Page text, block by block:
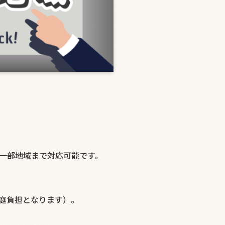
地域まで対応可能です。
担となります）。